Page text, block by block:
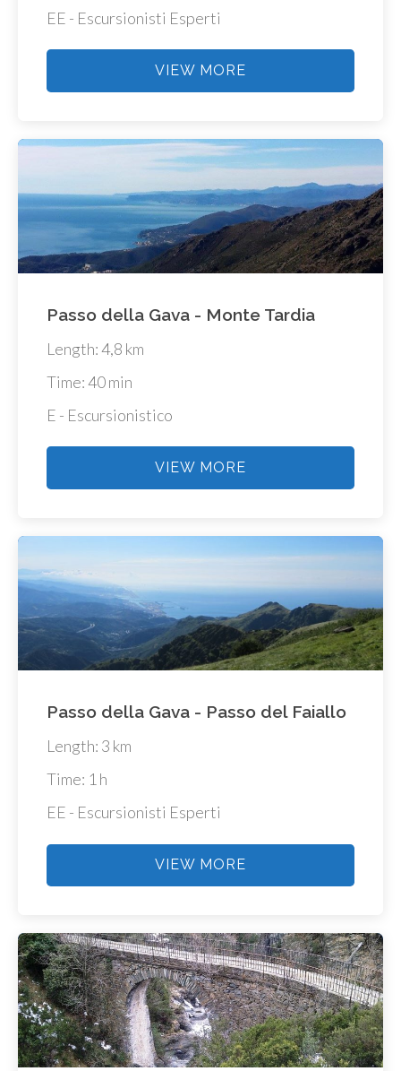
EE - Escursionisti Esperti
VIEW MORE
Passo della Gava - Monte Tardia
Length: 4,8 km
Time: 40 min
E - Escursionistico
VIEW MORE
Passo della Gava - Passo del Faiallo
Length: 3 km
Time: 1 h
EE - Escursionisti Esperti
VIEW MORE